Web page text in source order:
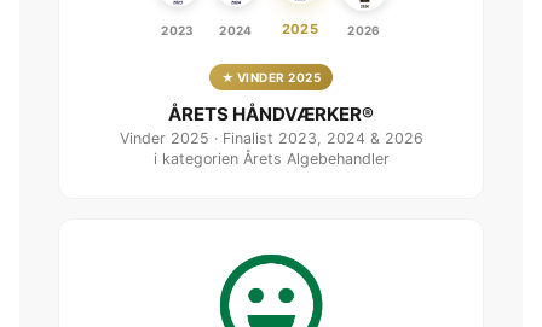
2023 2024 2025 2026
★ VINDER 2025
ÅRETS HÅNDVÆRKER®
Vinder 2025 · Finalist 2023, 2024 & 2026
i kategorien Årets Algebehandler